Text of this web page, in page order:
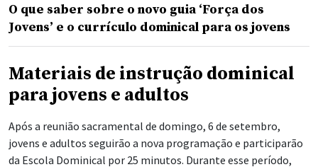
O que saber sobre o novo guia ‘Força dos
Jovens’ e o currículo dominical para os jovens
Materiais de instrução dominical
para jovens e adultos
Após a reunião sacramental de domingo, 6 de setembro,
jovens e adultos seguirão a nova programação e participarão
da Escola Dominical por 25 minutos. Durante esse período,